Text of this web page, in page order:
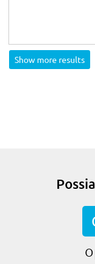
Show more results